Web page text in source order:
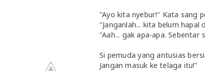
"Ayo kita nyebur!" Kata sang
"Janganlah... kita belum hapal
"Aah... gak apa-apa.
Si pemuda yang antusias
Jangan masuk ke telaga itu!"